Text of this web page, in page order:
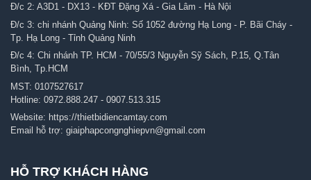
Đ/c 2: A3D1 - DX13 - KĐT Đặng Xá - Gia Lâm - Hà Nội
Đ/c 3: chi nhánh Quảng Ninh: Số 1052 đường Hạ Long - P. Bãi Cháy -
Tp. Hạ Long - Tỉnh Quảng Ninh
Đ/c 4: Chi nhánh TP. HCM - 70/55/3 Nguyễn Sỹ Sách, P.15, Q.Tân
Bình, Tp.HCM
MST: 0107527617
Hotline: 0972.888.247 - 0907.513.315
Website: https://thietbidiencamtay.com
Email hỗ trợ: giaiphapcongnghiepvn@gmail.com
HỖ TRỢ KHÁCH HÀNG